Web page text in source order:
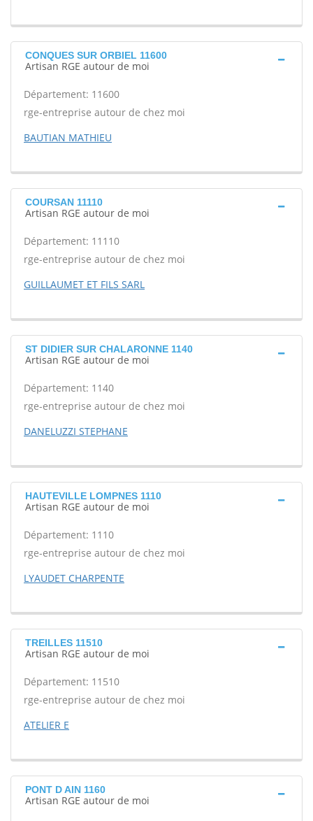
CONQUES SUR ORBIEL 11600
Artisan RGE autour de moi
Département: 11600
rge-entreprise autour de chez moi
BAUTIAN MATHIEU
COURSAN 11110
Artisan RGE autour de moi
Département: 11110
rge-entreprise autour de chez moi
GUILLAUMET ET FILS SARL
ST DIDIER SUR CHALARONNE 1140
Artisan RGE autour de moi
Département: 1140
rge-entreprise autour de chez moi
DANELUZZI STEPHANE
HAUTEVILLE LOMPNES 1110
Artisan RGE autour de moi
Département: 1110
rge-entreprise autour de chez moi
LYAUDET CHARPENTE
TREILLES 11510
Artisan RGE autour de moi
Département: 11510
rge-entreprise autour de chez moi
ATELIER E
PONT D AIN 1160
Artisan RGE autour de moi